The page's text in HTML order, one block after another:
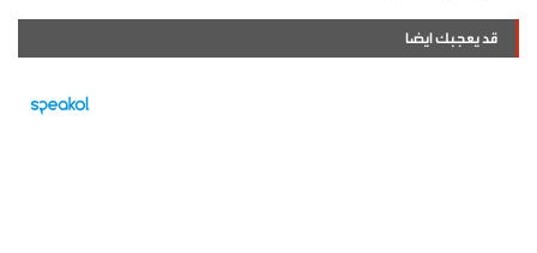
قد يعجبك ايضا